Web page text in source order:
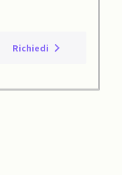
Richiedi